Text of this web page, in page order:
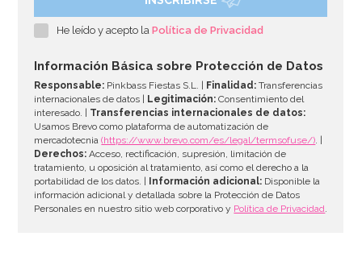
He leído y acepto laPolítica de Privacidad
Información Básica sobre Protección de Datos
Responsable: Pinkbass Fiestas S.L. | Finalidad: Transferencias
internacionales de datos |
Legitimación: Consentimiento del
interesado. | Transferencias internacionales de datos:
Usamos Brevo como plataforma de automatización de
mercadotecnia(https://www.brevo.com/es/legal/termsofuse/). |
Derechos: Acceso, rectificación, supresión, limitación de
tratamiento, u oposición al tratamiento, así como el derecho a la
portabilidad de los datos. |
Información adicional: Disponible la
información adicional y detallada sobre la Protección de Datos
Personales en nuestro sitio web corporativo y Política de Privacidad.